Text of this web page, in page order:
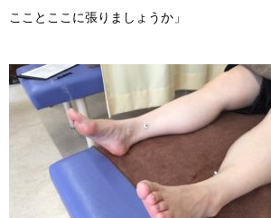
こことここに張りましょうか」